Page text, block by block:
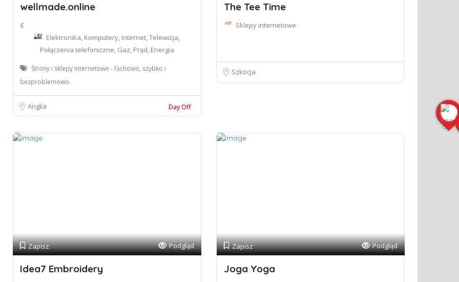
wellmade.online
£
Elektronika, Komputery, Internet, Telewizja,
Połączenia telefoniczne, Gaz, Prąd, Energia
Strony i sklepy internetowe - fachowo, szybko i
bezproblemowo.
Anglia Day Off
The Tee Time
Sklepy internetowe
Szkocja
Zapisz Podgląd
Idea7 Embroidery
Zapisz Podgląd
Joga Yoga